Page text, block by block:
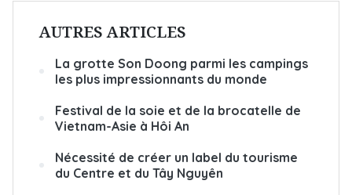
AUTRES ARTICLES
La grotte Son Doong parmi les campings
les plus impressionnants du monde
Festival de la soie et de la brocatelle de
Vietnam-Asie à Hôi An
Nécessité de créer un label du tourisme
du Centre et du Tây Nguyên